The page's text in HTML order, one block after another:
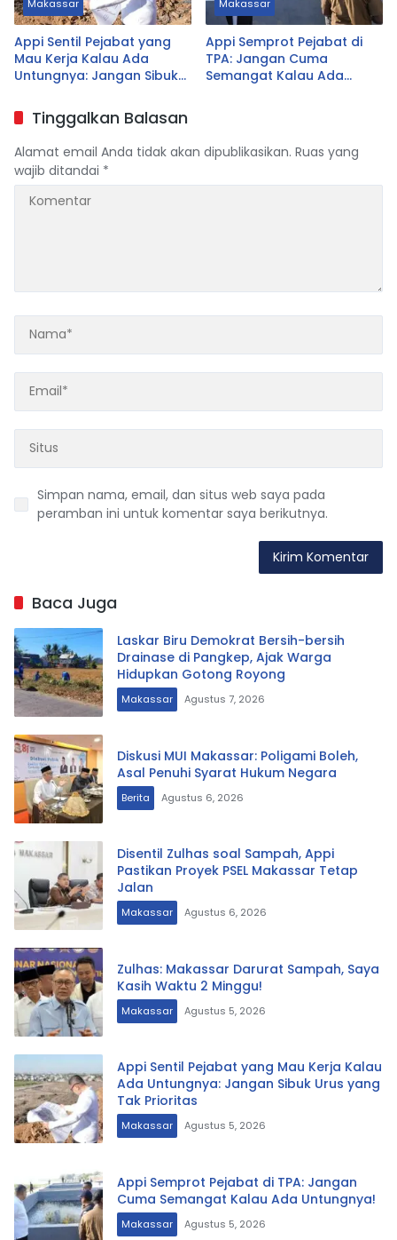
Makassar
Appi Sentil Pejabat yang
Mau Kerja Kalau Ada
Untungnya: Jangan Sibuk
Makassar
Appi Semprot Pejabat di
TPA: Jangan Cuma
Semangat Kalau Ada
Tinggalkan Balasan
Alamat email Anda tidak akan dipublikasikan. Ruas yang
wajib ditandai *
Simpan nama, email, dan situs web saya pada
peramban ini untuk komentar saya berikutnya.
Baca Juga
Laskar Biru Demokrat Bersih-bersih
Drainase di Pangkep, Ajak Warga
Hidupkan Gotong Royong
Makassar Agustus 7, 2026
Diskusi MUI Makassar: Poligami Boleh,
Asal Penuhi Syarat Hukum Negara
Berita Agustus 6, 2026
Disentil Zulhas soal Sampah, Appi
Pastikan Proyek PSEL Makassar Tetap
Jalan
Makassar Agustus 6, 2026
Zulhas: Makassar Darurat Sampah, Saya
Kasih Waktu 2 Minggu!
Makassar Agustus 5, 2026
Appi Sentil Pejabat yang Mau Kerja Kalau
Ada Untungnya: Jangan Sibuk Urus yang
Tak Prioritas
Makassar Agustus 5, 2026
Appi Semprot Pejabat di TPA: Jangan
Cuma Semangat Kalau Ada Untungnya!
Makassar Agustus 5, 2026